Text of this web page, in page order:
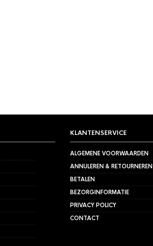
KLANTENSERVICE
ALGEMENE VOORWAARDEN
ANNULEREN & RETOURNEREN
BETALEN
BEZORGINFORMATIE
PRIVACY POLICY
CONTACT